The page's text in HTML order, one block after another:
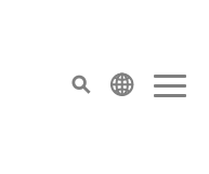
top menu